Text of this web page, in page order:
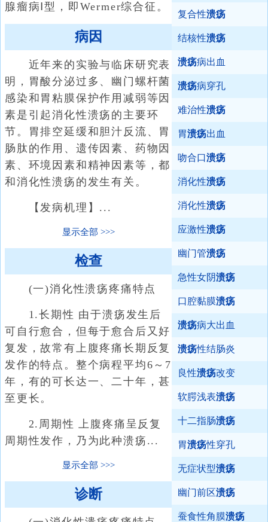
复合性溃疡
结核性溃疡
溃疡病出血
溃疡病穿孔
难治性溃疡
胃溃疡出血
吻合口溃疡
消化性溃疡
消化性溃疡
应激性溃疡
幽门管溃疡
急性女阴溃疡
口腔黏膜溃疡
溃疡病大出血
溃疡性结肠炎
良性溃疡改变
软腭浅表溃疡
十二指肠溃疡
胃溃疡性穿孔
无症状型溃疡
幽门前区溃疡
蚕食性角膜溃疡
腺瘤病Ⅰ型，即Wermer综合征。
病因
近年来的实验与临床研究表
明，胃酸分泌过多、幽门螺杆菌
感染和胃粘膜保护作用减弱等因
素是引起消化性溃疡的主要环
节。胃排空延缓和胆汁反流、胃
肠肽的作用、遗传因素、药物因
素、环境因素和精神因素等，都
和消化性溃疡的发生有关。
【发病机理】...
显示全部
检查
(一)消化性溃疡疼痛特点
1.长期性 由于溃疡发生后
可自行愈合，但每于愈合后又好
复发，故常有上腹疼痛长期反复
发作的特点。整个病程平均6～7
年，有的可长达一、二十年，甚
至更长。
2.周期性 上腹疼痛呈反复
周期性发作，乃为此种溃疡...
显示全部
诊断